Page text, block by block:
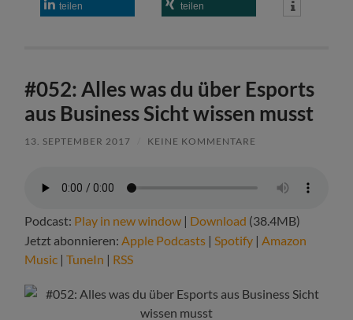
teilen teilen
#052: Alles was du über Esports
aus Business Sicht wissen musst
13. SEPTEMBER 2017 KEINE KOMMENTARE
Podcast: Play in new window | Download (38.4MB)
Jetzt abonnieren:Apple Podcasts |Spotify |Amazon
Music |TuneIn | RSS